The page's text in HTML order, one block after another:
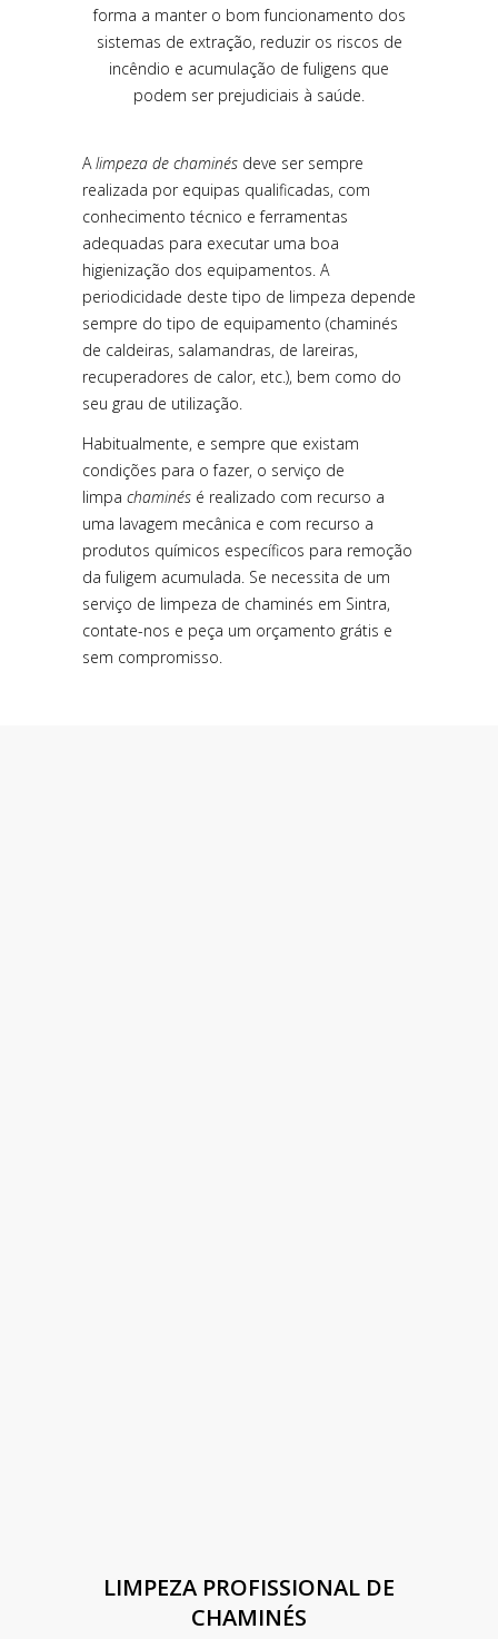
forma a manter o bom funcionamento dos
sistemas de extração, reduzir os riscos de
incêndio e acumulação de fuligens que
podem ser prejudiciais à saúde.
A limpeza de chaminés deve ser sempre
realizada por equipas qualificadas, com
conhecimento técnico e ferramentas
adequadas para executar uma boa
higienização dos equipamentos. A
periodicidade deste tipo de limpeza depende
sempre do tipo de equipamento (chaminés
de caldeiras, salamandras, de lareiras,
recuperadores de calor, etc.), bem como do
seu grau de utilização.
Habitualmente, e sempre que existam
condições para o fazer, o serviço de
limpa chaminés é realizado com recurso a
uma lavagem mecânica e com recurso a
produtos químicos específicos para remoção
da fuligem acumulada. Se necessita de um
serviço de limpeza de chaminés em Sintra,
contate-nos e peça um orçamento grátis e
sem compromisso.
LIMPEZA PROFISSIONAL DE
CHAMINÉS